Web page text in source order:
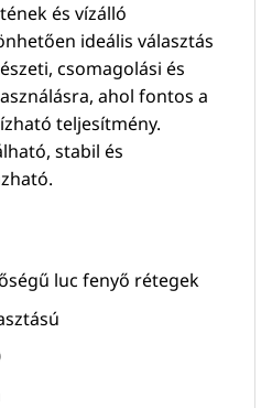
és vízálló
ideális választás
csomagolási és
ahol fontos a
teljesítmény.
stabil és
luc fenyő rétegek